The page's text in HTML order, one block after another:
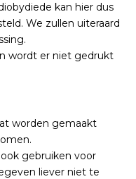
kan hier dus
We zullen uiteraard
wordt er niet gedrukt
worden gemaakt
gebruiken voor
liever niet te